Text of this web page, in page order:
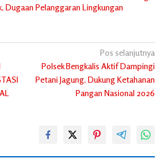
Dugaan Pelanggaran Lingkungan
Pos selanjutnya
Polsek Bengkalis Aktif Dampingi
Petani Jagung, Dukung Ketahanan
Pangan Nasional 2026